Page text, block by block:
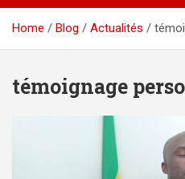
Home Blog Actualités
témoignage